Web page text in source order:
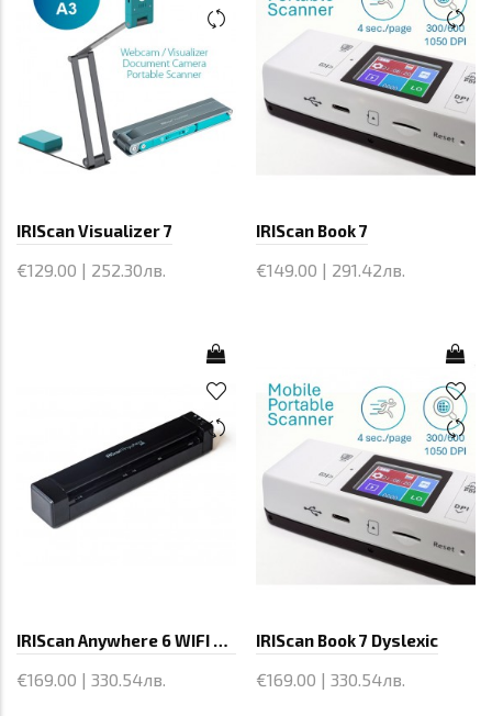
IRIScan Visualizer 7
€129.00 | 252.30лв.
IRIScan Book 7
€149.00 | 291.42лв.
IRIScan Anywhere 6 WIFI Simplex
€169.00 | 330.54лв.
IRIScan Book 7 Dyslexic
€169.00 | 330.54лв.